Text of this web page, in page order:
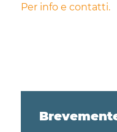
Per info e contatti.